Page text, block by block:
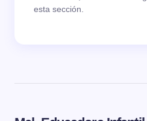
esta sección.